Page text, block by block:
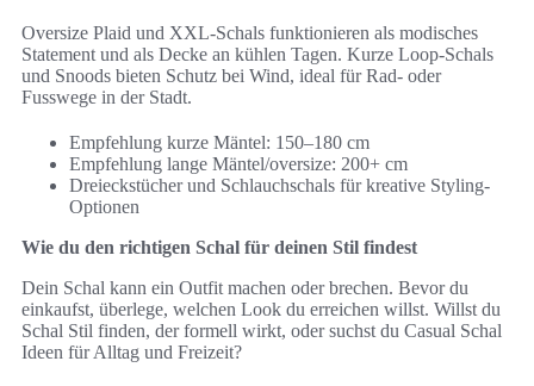
Oversize Plaid und XXL-Schals funktionieren als modisches
Statement und als Decke an kühlen Tagen. Kurze Loop-Schals
und Snoods bieten Schutz bei Wind, ideal für Rad- oder
Fusswege in der Stadt.
Empfehlung kurze Mäntel: 150–180 cm
Empfehlung lange Mäntel/oversize: 200+ cm
Dreieckstücher und Schlauchschals für kreative Styling-
Optionen
Wie du den richtigen Schal für deinen Stil findest
Dein Schal kann ein Outfit machen oder brechen. Bevor du
einkaufst, überlege, welchen Look du erreichen willst. Willst du
Schal Stil finden, der formell wirkt, oder suchst du Casual Schal
Ideen für Alltag und Freizeit?